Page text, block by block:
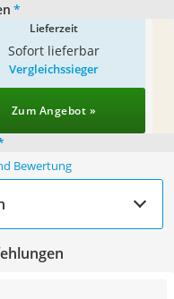
*
Lieferzeit
Sofort lieferbar
Vergleichssieger
Zum Angebot »
Bewertung